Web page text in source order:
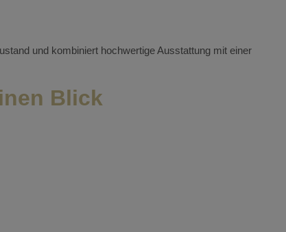
und kombiniert hochwertige Ausstattung mit einer
Blick